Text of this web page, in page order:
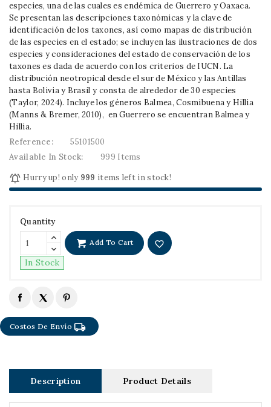
especies, una de las cuales es endémica de Guerrero y Oaxaca.
Se presentan las descripciones taxonómicas y la clave de
identificación de los taxones, así como mapas de distribución
de las especies en el estado; se incluyen las ilustraciones de dos
especies y consideraciones del estado de conservación de los
taxones es dada de acuerdo con los criterios de IUCN. La
distribución neotropical desde el sur de México y las Antillas
hasta Bolivia y Brasil y consta de alrededor de 30 especies
(Taylor, 2024). Incluye los géneros Balmea, Cosmibuena y Hillia
(Manns & Bremer, 2010), en Guerrero se encuentran Balmea y
Hillia.
Reference:
55101500
Available In Stock:
999 Items
 Hurry up! only 999 items left in stock!
Quantity
Add To Cart favorite_border
In Stock
Costos De Envíolocal_shipping
Description Product Details